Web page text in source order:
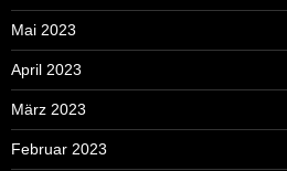
Mai 2023
April 2023
März 2023
Februar 2023